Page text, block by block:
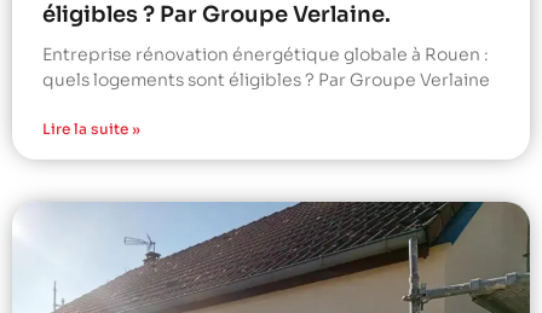
éligibles ? Par Groupe Verlaine.
Entreprise rénovation énergétique globale à Rouen :
quels logements sont éligibles ? Par Groupe Verlaine
Lire la suite »